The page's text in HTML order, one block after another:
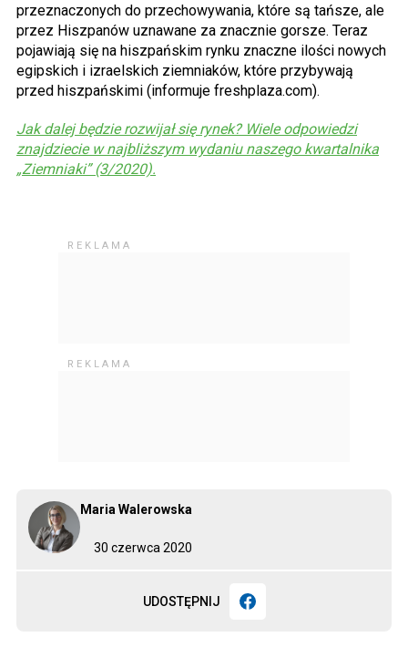
30 czerwca 2020
Maria Walerowska
UDOSTĘPNIJ
przeznaczonych do przechowywania, które są tańsze, ale
przez Hiszpanów uznawane za znacznie gorsze. Teraz
pojawiają się na hiszpańskim rynku znaczne ilości nowych
egipskich i izraelskich ziemniaków, które przybywają
przed hiszpańskimi (informuje freshplaza.com).
Jak dalej będzie rozwijał się rynek? Wiele odpowiedzi
znajdziecie w najbliższym wydaniu naszego kwartalnika
„Ziemniaki” (3/2020).